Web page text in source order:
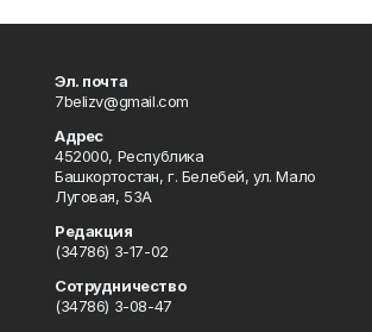
Эл. почта
7belizv@gmail.com
Адрес
452000, Республика
Башкортостан, г. Белебей, ул. Мало
Луговая, 53А
Редакция
(34786) 3-17-02
Сотрудничество
(34786) 3-08-47